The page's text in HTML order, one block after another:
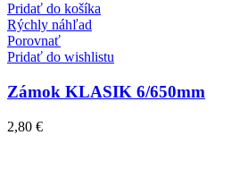
Pridať do košíka
Rýchly náhľad
Porovnať
Pridať do wishlistu
Zámok KLASIK 6/650mm
2,80 €